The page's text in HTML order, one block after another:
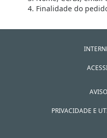
Finalidade do
PRIVACIDADE E